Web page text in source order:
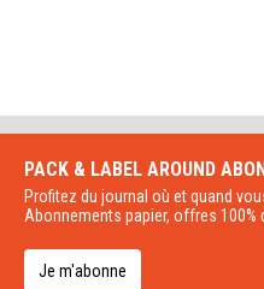
PACK & LABEL AROUND
Profitez du journal où et quand
Abonnements papier, offres
Je m'abonne